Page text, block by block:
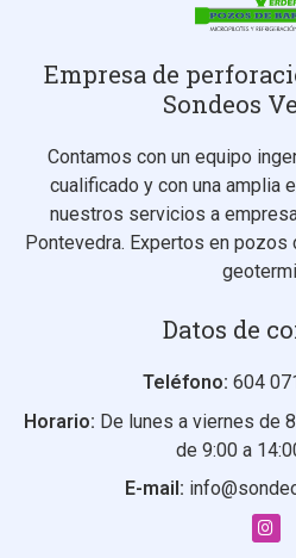
Empresa de
Sondeos
Contamos con un equipo
cualificado y con una amplia
nuestros servicios a
Pontevedra. Expertos en
Datos de
Teléfono: 604
Horario: De lunes a viernes de
de 9:00 a
E-mail: